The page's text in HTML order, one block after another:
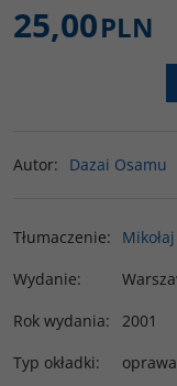
25,00PLN
Autor: Dazai Osamu
Tłumaczenie:
Wydanie:
Rok wydania:
2001
Typ okładki: